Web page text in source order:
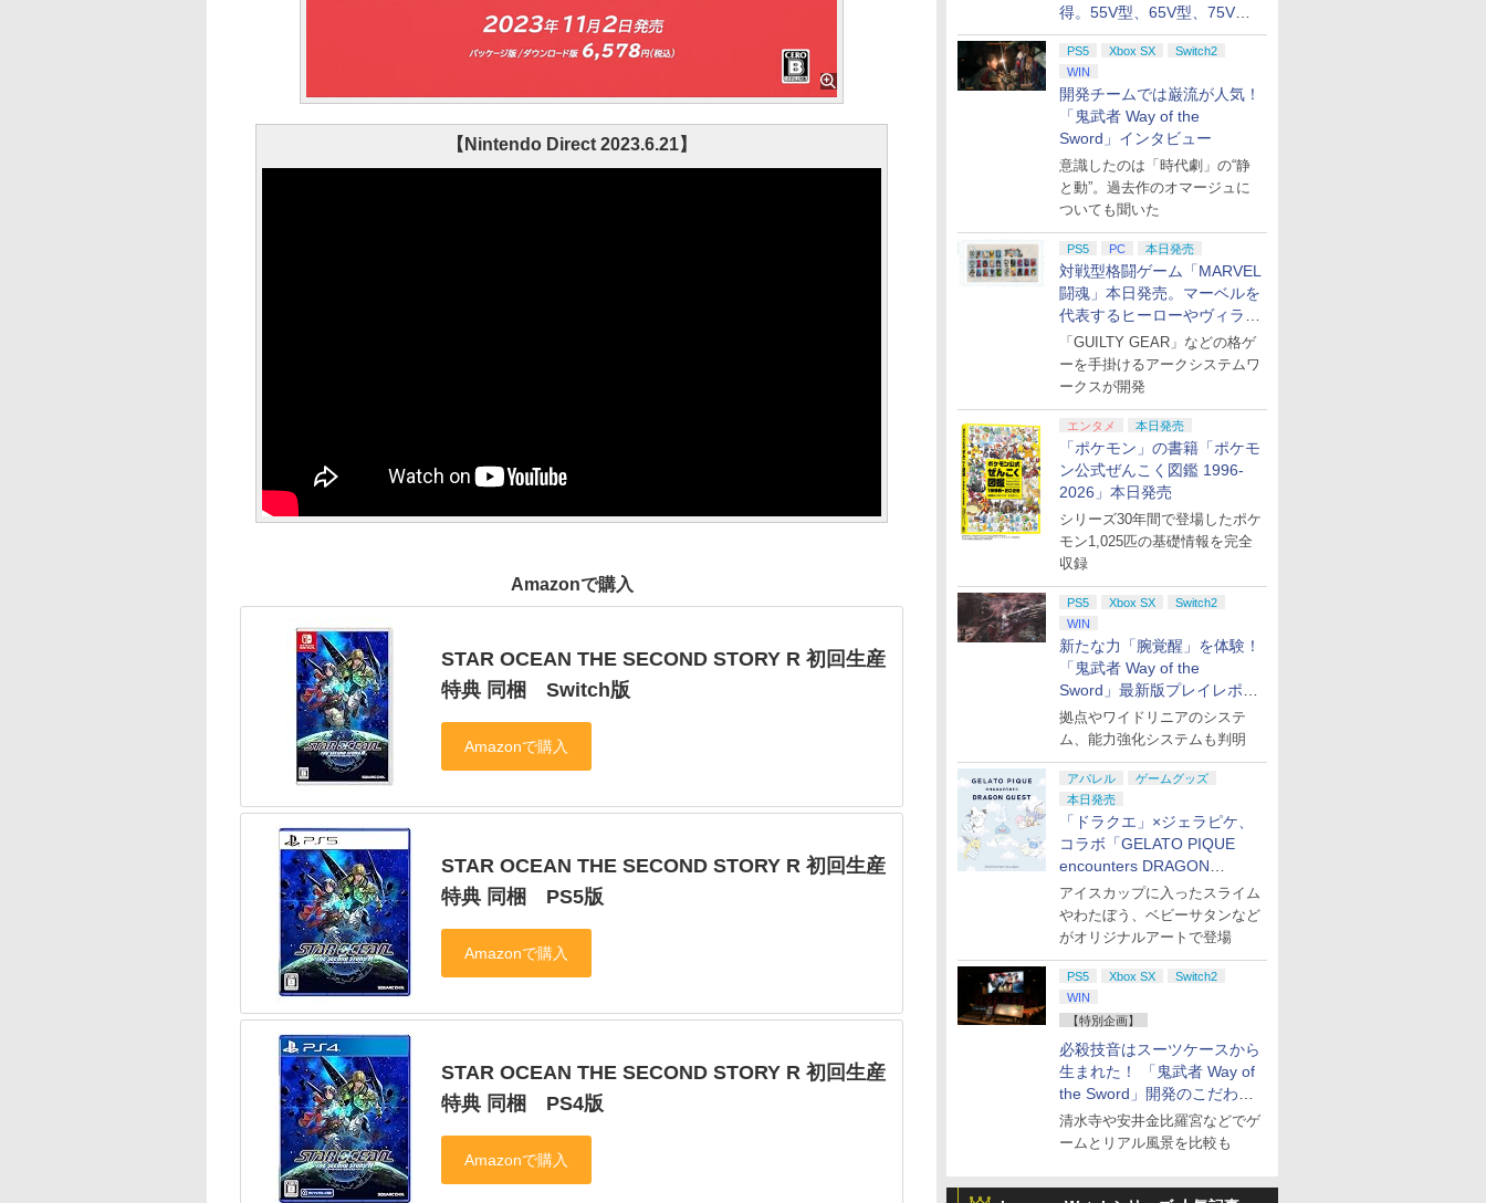
得。55V型、65V型、75V型
の2026年モデルがラインナ
ップ
PS5 Xbox SX
Switch2
WIN
開発チームでは巌流が人気！
「鬼武者 Way of the
Sword」インタビュー
意識したのは「時代劇」の“静
と動”。過去作のオマージュに
ついても聞いた
PS5 PC 本日発売
対戦型格闘ゲーム「MARVEL
闘魂」本日発売。マーベルを
代表するヒーローやヴィラン
たちが登場
「GUILTY GEAR」などの格ゲ
ーを手掛けるアークシステムワ
ークスが開発
エンタメ 本日発売
「ポケモン」の書籍「ポケモ
ン公式ぜんこく図鑑 1996-
2026」本日発売
シリーズ30年間で登場したポケ
モン1,025匹の基礎情報を完全
収録
PS5 Xbox SX
Switch2
WIN
新たな力「腕覚醒」を体験！
「鬼武者 Way of the
Sword」最新版プレイレポー
ト
拠点やワイドリニアのシステ
ム、能力強化システムも判明
アパレル
ゲームグッズ
本日発売
「ドラクエ」×ジェラピケ、
コラボ「GELATO PIQUE
encounters DRAGON
QUEST」第2弾が本日発売
アイスカップに入ったスライム
やわたぼう、ベビーサタンなど
がオリジナルアートで登場
PS5 Xbox SX
Switch2
WIN
【特別企画】
必殺技音はスーツケースから
生まれた！ 「鬼武者 Way of
the Sword」開発のこだわり
を目撃！
清水寺や安井金比羅宮などでゲ
ームとリアル風景を比較も
【Nintendo Direct 2023.6.21】
Amazonで購入
STAR OCEAN THE SECOND STORY R 初回生産
特典 同梱 Switch版
STAR OCEAN THE SECOND STORY R 初回生産
特典 同梱 PS5版
STAR OCEAN THE SECOND STORY R 初回生産
特典 同梱 PS4版